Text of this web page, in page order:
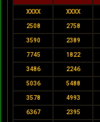
XXXX XXXX
2508 2758
3590 2389
7745 1822
3486 2246
5036 5488
3578 4993
6367 2395